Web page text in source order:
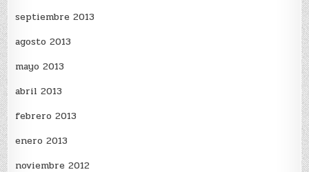
septiembre 2013
agosto 2013
mayo 2013
abril 2013
febrero 2013
enero 2013
noviembre 2012